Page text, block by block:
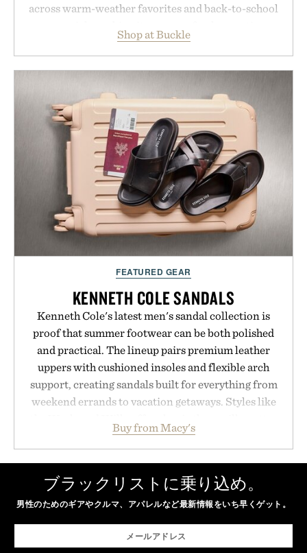
across warm-weather favorites and back-to-school
wardrobe in one trip. From perfectly broken-in
denim and breathable seasonal staples to versatile
layering pieces built for cooler days ahead, the
event highlights the styles Buckle is known for
while helping shoppers transition seamlessly from
summer weekends to campus life. It's an ideal
opportunity to stock up on the pieces that will
carry you through the season ahead.
Presented by Buckle.
Shop at Buckle
FEATURED GEAR
KENNETH COLE SANDALS
Kenneth Cole's latest men's sandal collection is
proof that summer footwear can be both polished
and practical. The lineup pairs premium leather
uppers with cushioned insoles and flexible arch
support, creating sandals built for everything from
weekend errands to vacation getaways. Styles like
with elevated finishes, while the Wassen
introduces a modern two-tone look and the
just as well with linen trousers as it does with
shorts. Comfortable enough for all-day wear and
versatile enough for nearly any warm-weather
outfit, these are the kind of sandals that earn a
Buy from Macy's
ブラックリストに乗り込め。
男性のためのギアやクルマ、アパレルなど最新情報をいち早くゲット。